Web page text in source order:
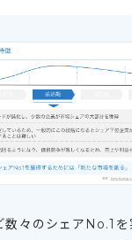
のシェアNo.1を